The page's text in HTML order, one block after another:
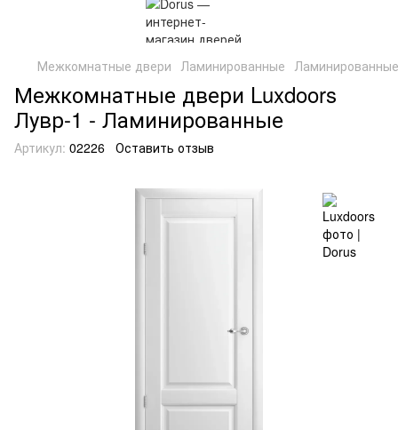
Межкомнатные двери Ламинированные
Межкомнатные двери Luxdoors
Лувр-1 - Ламинированные
Артикул: 02226 Оставить отзыв